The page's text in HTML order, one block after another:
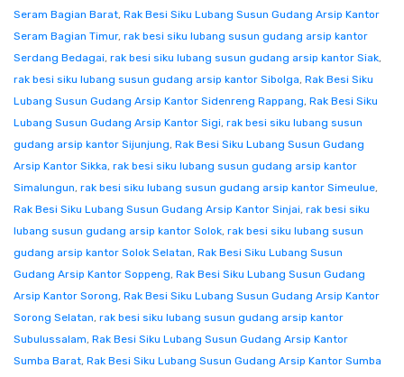
Seram Bagian Barat, Rak Besi Siku Lubang Susun Gudang Arsip Kantor
Seram Bagian Timur, rak besi siku lubang susun gudang arsip kantor
Serdang Bedagai, rak besi siku lubang susun gudang arsip kantor Siak,
rak besi siku lubang susun gudang arsip kantor Sibolga, Rak Besi Siku
Lubang Susun Gudang Arsip Kantor Sidenreng Rappang, Rak Besi Siku
Lubang Susun Gudang Arsip Kantor Sigi, rak besi siku lubang susun
gudang arsip kantor Sijunjung, Rak Besi Siku Lubang Susun Gudang
Arsip Kantor Sikka, rak besi siku lubang susun gudang arsip kantor
Simalungun, rak besi siku lubang susun gudang arsip kantor Simeulue,
Rak Besi Siku Lubang Susun Gudang Arsip Kantor Sinjai, rak besi siku
lubang susun gudang arsip kantor Solok, rak besi siku lubang susun
gudang arsip kantor Solok Selatan, Rak Besi Siku Lubang Susun
Gudang Arsip Kantor Soppeng, Rak Besi Siku Lubang Susun Gudang
Arsip Kantor Sorong, Rak Besi Siku Lubang Susun Gudang Arsip Kantor
Sorong Selatan, rak besi siku lubang susun gudang arsip kantor
Subulussalam, Rak Besi Siku Lubang Susun Gudang Arsip Kantor
Sumba Barat, Rak Besi Siku Lubang Susun Gudang Arsip Kantor Sumba